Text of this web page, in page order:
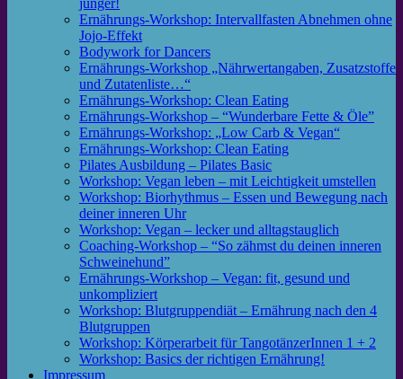
jünger!
Ernährungs-Workshop: Intervallfasten Abnehmen ohne
Jojo-Effekt
Bodywork for Dancers
Ernährungs-Workshop „Nährwertangaben, Zusatzstoffe
und Zutatenliste…“
Ernährungs-Workshop: Clean Eating
Ernährungs-Workshop – “Wunderbare Fette & Öle”
Ernährungs-Workshop: „Low Carb & Vegan“
Ernährungs-Workshop: Clean Eating
Pilates Ausbildung – Pilates Basic
Workshop: Vegan leben – mit Leichtigkeit umstellen
Workshop: Biorhythmus – Essen und Bewegung nach
deiner inneren Uhr
Workshop: Vegan – lecker und alltagstauglich
Coaching-Workshop – “So zähmst du deinen inneren
Schweinehund”
Ernährungs-Workshop – Vegan: fit, gesund und
unkompliziert
Workshop: Blutgruppendiät – Ernährung nach den 4
Blutgruppen
Workshop: Körperarbeit für TangotänzerInnen 1 + 2
Workshop: Basics der richtigen Ernährung!
Impressum